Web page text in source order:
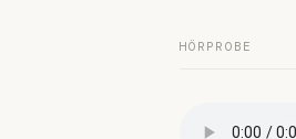
HÖRPROBE